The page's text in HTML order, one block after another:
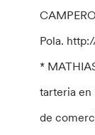
Pola.
*
tarteria
de